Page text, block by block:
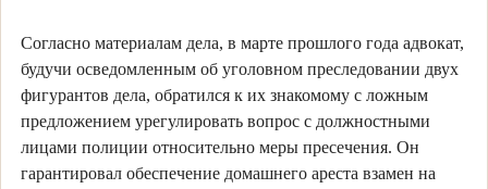
Согласно материалам дела, в марте прошлого года адвокат,
будучи осведомленным об уголовном преследовании двух
фигурантов дела, обратился к их знакомому с ложным
предложением урегулировать вопрос с должностными
лицами полиции относительно меры пресечения. Он
гарантировал обеспечение домашнего ареста взамен на